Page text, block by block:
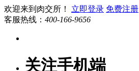
欢迎来到肉交所！ 立即登录 免费注册
客服热线： 400-166-9656
关注手机端